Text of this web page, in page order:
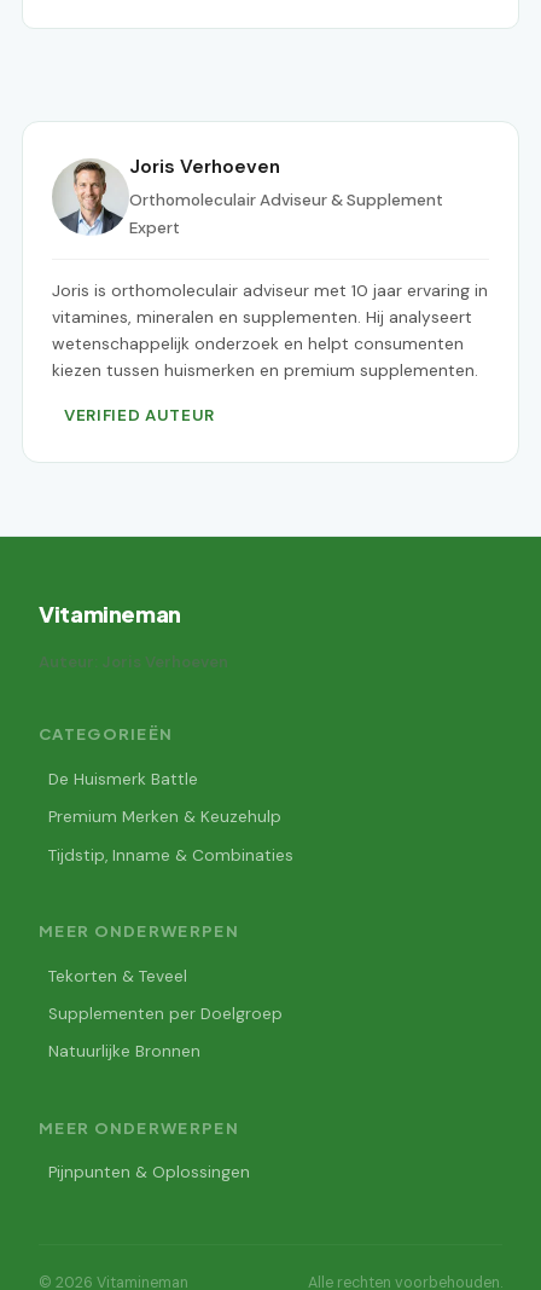
Joris Verhoeven
Orthomoleculair Adviseur & Supplement
Expert
Joris is orthomoleculair adviseur met 10 jaar ervaring in
vitamines, mineralen en supplementen. Hij analyseert
wetenschappelijk onderzoek en helpt consumenten
kiezen tussen huismerken en premium supplementen.
VERIFIED AUTEUR
Vitamineman
Auteur: Joris Verhoeven
CATEGORIEËN
De Huismerk Battle
Premium Merken & Keuzehulp
Tijdstip, Inname & Combinaties
MEER ONDERWERPEN
Tekorten & Teveel
Supplementen per Doelgroep
Natuurlijke Bronnen
MEER ONDERWERPEN
Pijnpunten & Oplossingen
© 2026 Vitamineman Alle rechten voorbehouden.